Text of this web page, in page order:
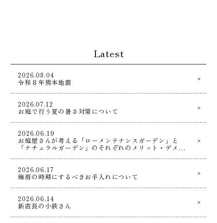
Latest
2026.08.04
令和８年熊本地震
2026.07.12
お庭で行う夏の暑さ対策について
2026.06.19
お庭屋さんが考える「ローメンテナンスガーデン」と
「ナチュラルガーデン」のそれぞれのメリット・デメリ
2026.06.17
梅雨の時期にするべきお手入れについて
2026.06.14
新店長の小鉄さん